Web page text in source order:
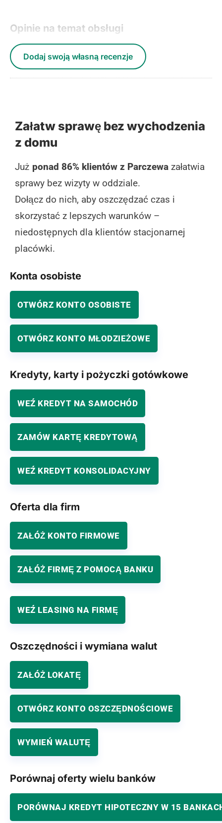
Opinie na temat obsługi
Dodaj swoją własną recenzje
Załatw sprawę bez wychodzenia
z domu
Już ponad 86% klientów z Parczewa załatwia
sprawy bez wizyty w oddziale.
Dołącz do nich, aby oszczędzać czas i
skorzystać z lepszych warunków –
niedostępnych dla klientów stacjonarnej
placówki.
Konta osobiste
OTWÓRZ KONTO OSOBISTE
OTWÓRZ KONTO MŁODZIEŻOWE
Kredyty, karty i pożyczki gotówkowe
WEŹ KREDYT NA SAMOCHÓD
ZAMÓW KARTĘ KREDYTOWĄ
WEŹ KREDYT KONSOLIDACYJNY
Oferta dla firm
ZAŁÓŻ KONTO FIRMOWE
ZAŁÓŻ FIRMĘ Z POMOCĄ BANKU
WEŹ LEASING NA FIRMĘ
Oszczędności i wymiana walut
ZAŁÓŻ LOKATĘ
OTWÓRZ KONTO OSZCZĘDNOŚCIOWE
WYMIEŃ WALUTĘ
Porównaj oferty wielu banków
PORÓWNAJ KREDYT HIPOTECZNY W 15